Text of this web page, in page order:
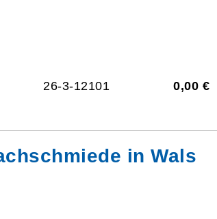
26-3-12101 0,00 €
in Wals